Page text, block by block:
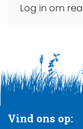
Log in om
Vind ons op: